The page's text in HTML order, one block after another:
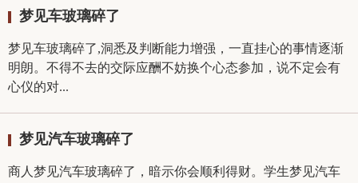
梦见车玻璃碎了
梦见车玻璃碎了,洞悉及判断能力增强，一直挂心的事情逐渐
明朗。不得不去的交际应酬不妨换个心态参加，说不定会有
心仪的对...
梦见汽车玻璃碎了
商人梦见汽车玻璃碎了，暗示你会顺利得财。学生梦见汽车